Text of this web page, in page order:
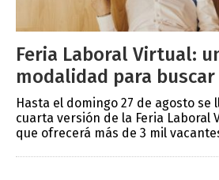
Feria Laboral Virtual:
modalidad para
Hasta el domingo 27 de agosto se
cuarta versión de la Feria Laboral
que ofrecerá más de 3 mil